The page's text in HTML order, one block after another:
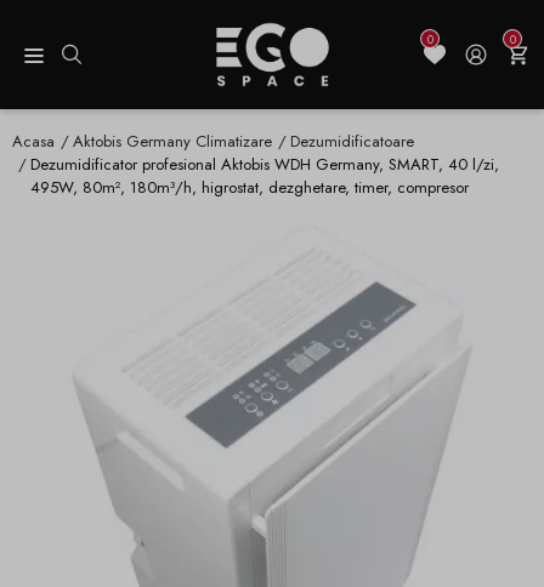
0 0
Acasa Aktobis Germany Climatizare
Dezumidificatoare
Dezumidificator profesional Aktobis WDH Germany, SMART, 40 l/zi,
495W, 80m², 180m³/h, higrostat, dezghetare, timer, compresor